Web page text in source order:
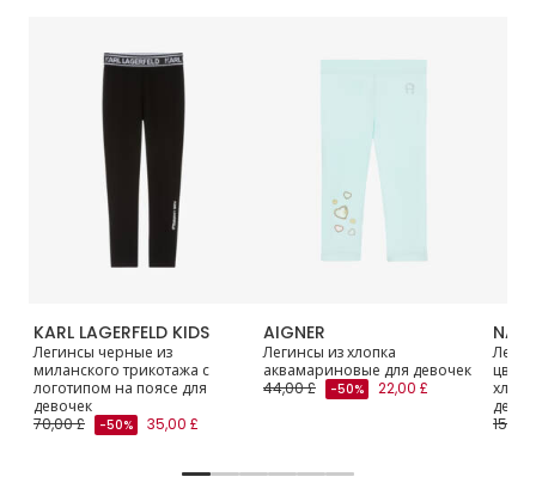
KARL LAGERFELD KIDS
Легинсы черные из
миланского трикотажа с
логотипом на поясе для
девочек
70,00 £
-50% 35,00 £
AIGNER
Легинсы из хлопка
аквамариновые для девочек
44,00 £
-50% 22,00 £
15,00